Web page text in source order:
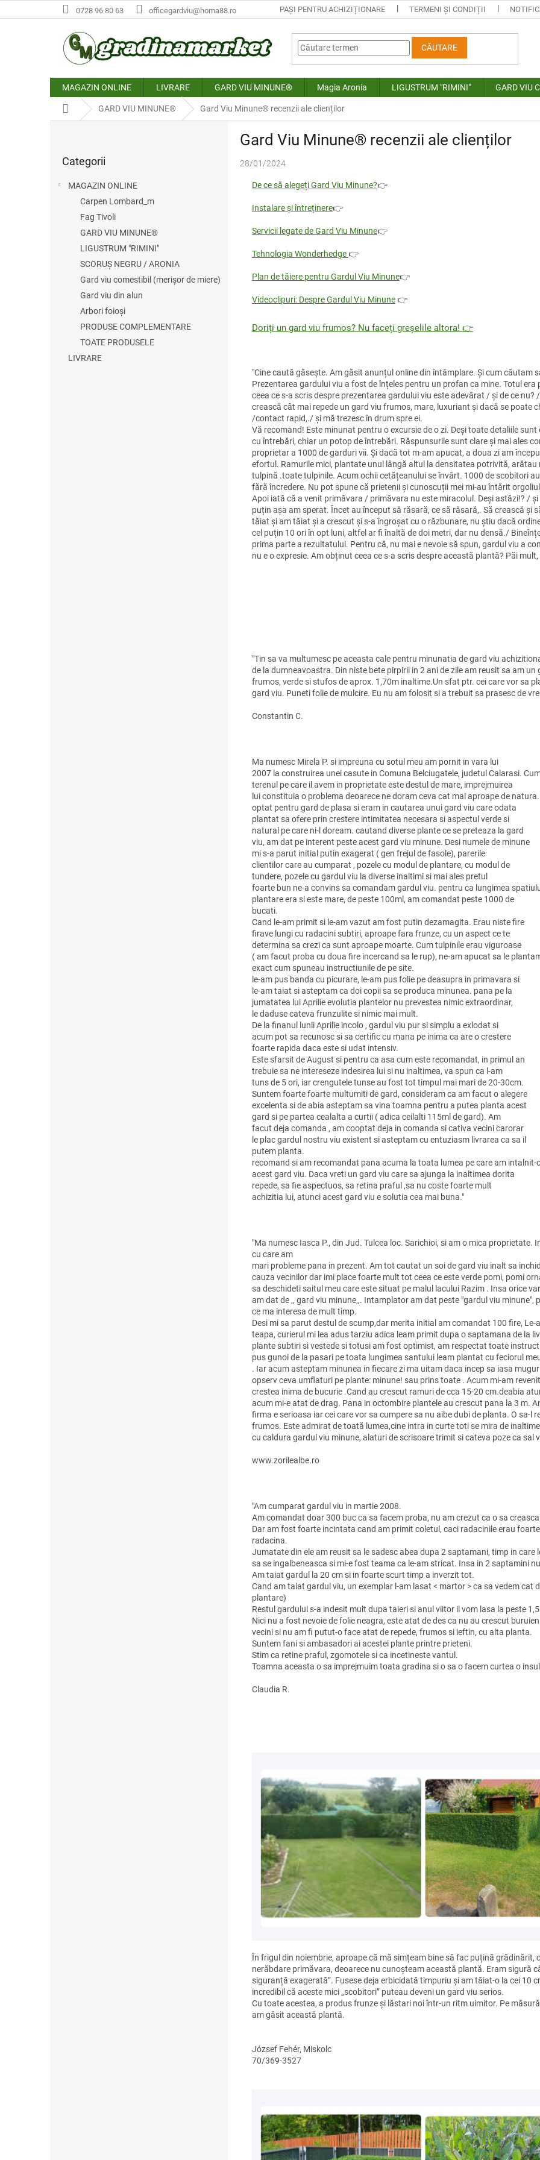
la
0728 96 80 63 officegardviu@homa88.ro PAȘI PENTRU ACHIZIȚIONARE TERMENI ȘI CONDIȚII
CĂUTARE
MAGAZIN ONLINE LIVRARE GARD VIU MINUNE® Magia Aronia LIGUSTRUM "RIMINI" GARD VIU
Acasă GARD VIU MINUNE® Gard Viu Minune® recenzii ale clienților
peste
Categorii
MAGAZIN ONLINE
Carpen Lombard_m
Fag Tivoli
GARD VIU MINUNE®
LIGUSTRUM "RIMINI"
SCORUȘ NEGRU / ARONIA
Gard viu comestibil (merișor de miere)
Gard viu din alun
Arbori foioși
PRODUSE COMPLEMENTARE
TOATE PRODUSELE
LIVRARE
Gard Viu Minune® recenzii ale clienților
28/01/2024
De ce să alegeți Gard Viu Minune?👉
Instalare și întreținere👉
Servicii legate de Gard Viu Minune👉
Tehnologia Wonderhedge👉
Plan de tăiere pentru Gardul Viu Minune👉
Videoclipuri: Despre Gardul Viu Minune👉
Doriți un gard viu frumos? Nu faceți greșelile altora! 👉
"Cine caută găsește. Am găsit anunțul online din întâmplare. Și cum căutam
Prezentarea gardului viu a fost de înțeles pentru un profan ca mine. Totul
ceea ce s-a scris despre prezentarea gardului viu este adevărat / și de ce
crească cât mai repede un gard viu frumos, mare, luxuriant și dacă se poate
/contact rapid,./ și mă trezesc în drum spre ei.
Vă recomand! Este minunat pentru o excursie de o zi. Deși toate detaliile
cu întrebări, chiar un potop de întrebări. Răspunsurile sunt clare și mai ales
proprietar a 1000 de garduri vii. Și dacă tot m-am apucat, a doua zi am
efortul. Ramurile mici, plantate unul lângă altul la densitatea potrivită,
tulpină .toate tulpinile. Acum ochii cetățeanului se învârt. 1000 de scobitori
fără încredere. Nu pot spune că prietenii și cunoscuții mei mi-au întărit
Apoi iată că a venit primăvara / primăvara nu este miracolul. Deși astăzi!? /
puțin așa am sperat. Încet au început să răsară, ce să răsară,. Să crească și
tăiat și am tăiat și a crescut și s-a îngroșat cu o răzbunare, nu știu dacă
cel puțin 10 ori în opt luni, altfel ar fi înaltă de doi metri, dar nu densă./
prima parte a rezultatului. Pentru că, nu mai e nevoie să spun, gardul viu a
nu e o expresie. Am obținut ceea ce s-a scris despre această plantă? Păi
"Tin sa va multumesc pe aceasta cale pentru minunatia de gard viu
de la dumneavoastra. Din niste bete pirpirii in 2 ani de zile am reusit sa am un
frumos, verde si stufos de aprox. 1,70m inaltime.Un sfat ptr. cei care vor sa
gard viu. Puneti folie de mulcire. Eu nu am folosit si a trebuit sa prasesc de
Constantin C.
Ma numesc Mirela P. si impreuna cu sotul meu am pornit in vara lui
2007 la construirea unei casute in Comuna Belciugatele, judetul Calarasi.
terenul pe care il avem in proprietate este destul de mare, imprejmuirea
lui constituia o problema deoarece ne doram ceva cat mai aproape de
optat pentru gard de plasa si eram in cautarea unui gard viu care odata
plantat sa ofere prin crestere intimitatea necesara si aspectul verde si
natural pe care ni-l doream. cautand diverse plante ce se preteaza la gard
viu, am dat pe interent peste acest gard viu minune. Desi numele de minune
mi s-a parut initial putin exagerat ( gen frejul de fasole), parerile
clientilor care au cumparat , pozele cu modul de plantare, cu modul de
tundere, pozele cu gardul viu la diverse inaltimi si mai ales pretul
foarte bun ne-a convins sa comandam gardul viu. pentru ca lungimea
plantare era si este mare, de peste 100ml, am comandat peste 1000 de
bucati.
Cand le-am primit si le-am vazut am fost putin dezamagita. Erau niste fire
firave lungi cu radacini subtiri, aproape fara frunze, cu un aspect ce te
determina sa crezi ca sunt aproape moarte. Cum tulpinile erau viguroase
( am facut proba cu doua fire incercand sa le rup), ne-am apucat sa le
exact cum spuneau instructiunile de pe site.
le-am pus banda cu picurare, le-am pus folie pe deasupra in primavara si
le-am taiat si asteptam ca doi copii sa se produca minunea. pana pe la
jumatatea lui Aprilie evolutia plantelor nu prevestea nimic extraordinar,
le daduse cateva frunzulite si nimic mai mult.
De la finanul lunii Aprilie incolo , gardul viu pur si simplu a exlodat si
acum pot sa recunosc si sa certific cu mana pe inima ca are o crestere
foarte rapida daca este si udat intensiv.
Este sfarsit de August si pentru ca asa cum este recomandat, in primul an
trebuie sa ne intereseze indesirea lui si nu inaltimea, va spun ca l-am
tuns de 5 ori, iar crengutele tunse au fost tot timpul mai mari de 20-30cm.
Suntem foarte foarte multumiti de gard, consideram ca am facut o alegere
excelenta si de abia asteptam sa vina toamna pentru a putea planta acest
gard si pe partea cealalta a curtii ( adica ceilalti 115ml de gard). Am
facut deja comanda , am cooptat deja in comanda si cativa vecini carorar
le plac gardul nostru viu existent si asteptam cu entuziasm livrarea ca sa il
putem planta.
recomand si am recomandat pana acuma la toata lumea pe care am intalnit-
acest gard viu. Daca vreti un gard viu care sa ajunga la inaltimea dorita
repede, sa fie aspectuos, sa retina praful ,sa nu coste foarte mult
achizitia lui, atunci acest gard viu e solutia cea mai buna."
"Ma numesc Iasca P., din Jud. Tulcea loc. Sarichioi, si am o mica proprietate.
cu care am
mari probleme pana in prezent. Am tot cautat un soi de gard viu inalt sa
cauza vecinilor dar imi place foarte mult tot ceea ce este verde pomi, pomi
sa deschideti saitul meu care este situat pe malul lacului Razim . Insa orice
am dat de ,, gard viu minune,,. Intamplator am dat peste "gardul viu minune",
ce ma interesa de mult timp.
Desi mi sa parut destul de scump,dar merita initial am comandat 100 fire,
teapa, curierul mi lea adus tarziu adica leam primit dupa o saptamana de la
plante subtiri si vestede si totusi am fost optimist, am respectat toate
pus gunoi de la pasari pe toata lungimea santului leam plantat cu feciorul
. Iar acum asteptam minunea in fiecare zi ma uitam daca incep sa iasa
opserv ceva umflaturi pe plante: minune! sau prins toate . Acum mi-am
crestea inima de bucurie .Cand au crescut ramuri de cca 15-20 cm.deabia
acum mi-e atat de drag. Pana in octombire plantele au crescut pana la 3 m.
firma e serioasa iar cei care vor sa cumpere sa nu aibe dubi de planta. O sa-
frumos. Este admirat de toată lumea,cine intra in curte toti se mira de
cu caldura gardul viu minune, alaturi de scrisoare trimit si cateva poze ca sal
www.zorilealbe.ro
"Am cumparat gardul viu in martie 2008.
Am comandat doar 300 buc ca sa facem proba, nu am crezut ca o sa
Dar am fost foarte incintata cand am primit coletul, caci radacinile erau
radacina.
Jumatate din ele am reusit sa le sadesc abea dupa 2 saptamani, timp in
sa se ingalbeneasca si mi-e fost teama ca le-am stricat. Insa in 2 saptamini
Am taiat gardul la 20 cm si in foarte scurt timp a inverzit tot.
Cand am taiat gardul viu, un exemplar l-am lasat < martor > ca sa vedem cat
plantare)
Restul gardului s-a indesit mult dupa taieri si anul viitor il vom lasa la peste
Nici nu a fost nevoie de folie neagra, este atat de des ca nu au crescut
vecini si nu am fi putut-o face atat de repede, frumos si ieftin, cu alta planta.
Suntem fani si ambasadori ai acestei plante printre prieteni.
Stim ca retine praful, zgomotele si ca incetineste vantul.
Toamna aceasta o sa imprejmuim toata gradina si o sa o facem curtea o
Claudia R.
În frigul din noiembrie, aproape că mă simțeam bine să fac puțină
nerăbdare primăvara, deoarece nu cunoșteam această plantă. Eram sigură
siguranță exagerată”. Fusese deja erbicidată timpuriu și am tăiat-o la cei 10
incredibil că aceste mici „scobitori” puteau deveni un gard viu serios.
Cu toate acestea, a produs frunze și lăstari noi într-un ritm uimitor. Pe
am găsit această plantă.
József Fehér, Miskolc
70/369-3527